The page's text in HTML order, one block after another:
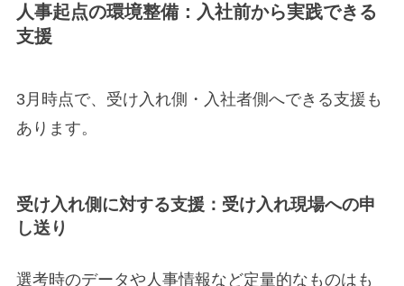
人事起点の環境整備：入社前から実践できる
支援
3月時点で、受け入れ側・入社者側へできる支援も
あります。
受け入れ側に対する支援：受け入れ現場への申
し送り
選考時のデータや人事情報など定量的なものはも